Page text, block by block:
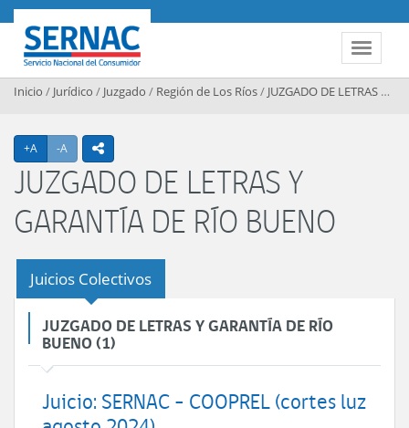
Contenido principal
Toggle
SERNAC
Inicio / Jurídico / Juzgado / Región de Los Ríos/ JUZGADO DE LETRAS Y GARANTÍA DE RÍO BUENO
+A Agrandar texto
-A Achicar textoicono compartir
JUZGADO DE LETRAS Y
GARANTÍA DE RÍO BUENO
Juicios Colectivos
JUZGADO DE LETRAS Y GARANTÍA DE RÍO
BUENO (1)
Juicio: SERNAC - COOPREL (cortes luz